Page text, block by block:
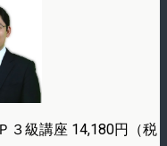
３級講座 14,180円（税